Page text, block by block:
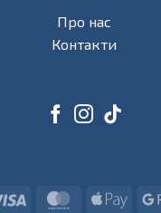
Про нас
Контакти
Visa MasterCardApple